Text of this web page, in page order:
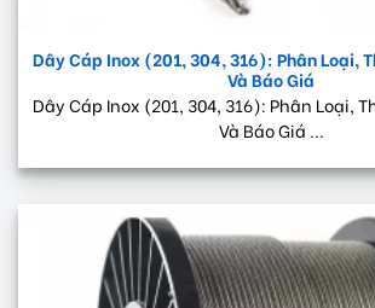
Dây Cáp Inox (201, 304, 316): Phân Loại,
Và Báo Giá
Dây Cáp Inox (201, 304, 316): Phân Loại,
Và Báo Giá ...